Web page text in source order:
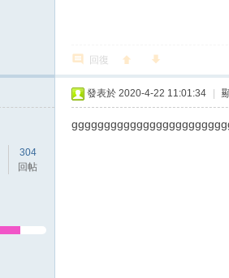
回復
304
回帖
發表於 2020-4-22 11:01:34